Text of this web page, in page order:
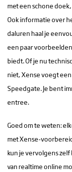
met een schone
Ook informatie over
daluren haal je
een paar
biedt. Of je nu
niet, Xense voegt
Speedgate. Je bent
entree.
Goed om te weten:
met Xense-
kun je vervolgens
van realtime online